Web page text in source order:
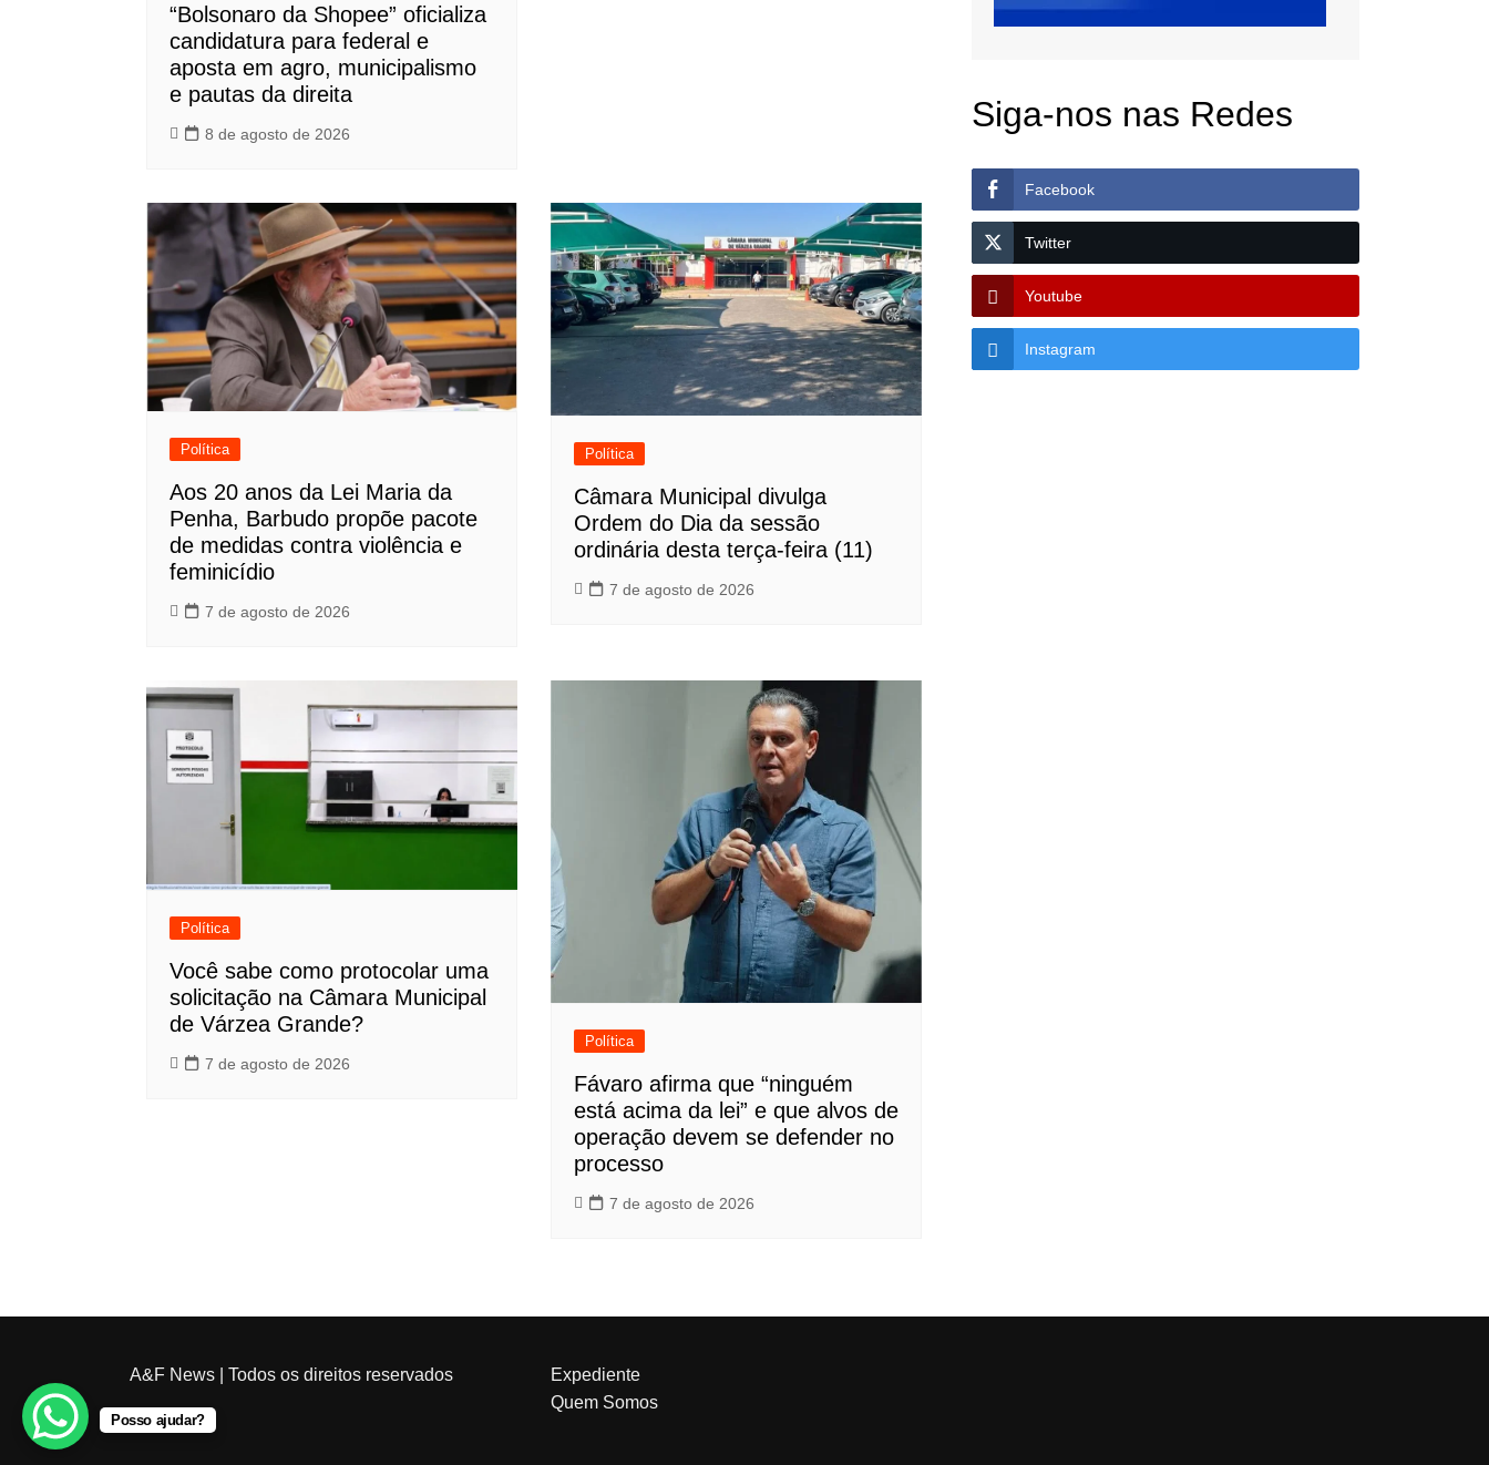
“Bolsonaro da Shopee” oficializa
candidatura para federal e
aposta em agro, municipalismo
e pautas da direita
8 de agosto de 2026
Política
Aos 20 anos da Lei Maria da
Penha, Barbudo propõe pacote
de medidas contra violência e
feminicídio
7 de agosto de 2026
Política
Câmara Municipal divulga
Ordem do Dia da sessão
ordinária desta terça-feira (11)
7 de agosto de 2026
Política
Você sabe como protocolar uma
solicitação na Câmara Municipal
de Várzea Grande?
7 de agosto de 2026
Política
Fávaro afirma que “ninguém
está acima da lei” e que alvos de
operação devem se defender no
processo
7 de agosto de 2026
Siga-nos nas Redes
Facebook
Twitter
Youtube
Instagram
A&F News | Todos os direitos reservados
Expediente
Quem Somos
Posso ajudar?